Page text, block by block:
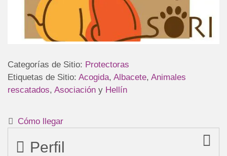
Categorías de Sitio: Protectoras
Etiquetas de Sitio: Acogida, Albacete, Animales
rescatados, Asociación y Hellín
Cómo llegar
Perfil